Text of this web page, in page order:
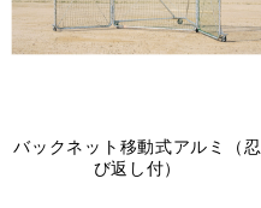
バックネット移動式アルミ（忍
び返し付）